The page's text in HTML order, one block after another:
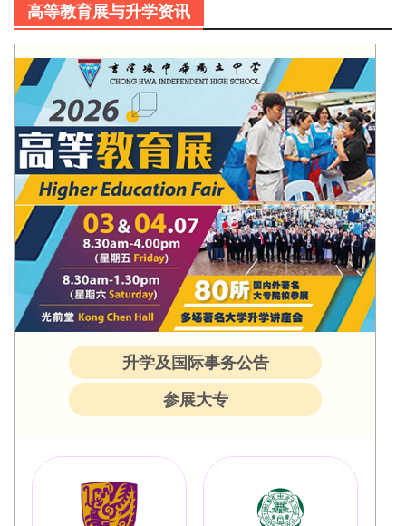
高等教育展与升学资讯
升学及国际事务公告
参展大专